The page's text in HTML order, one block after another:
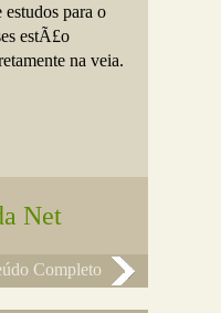
estudos para o
estÃ£o
na veia.
Net
Completo